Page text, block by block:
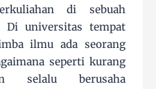
di sebuah
Di universitas tempat
ilmu ada seorang
seperti kurang
selalu berusaha